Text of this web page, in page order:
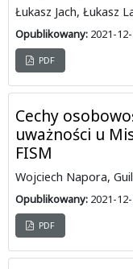
Łukasz Jach, Łukasz
Opublikowany: 2021-
PDF
Cechy
uważności u
FISM
Wojciech Napora,
Opublikowany: 2021-
PDF